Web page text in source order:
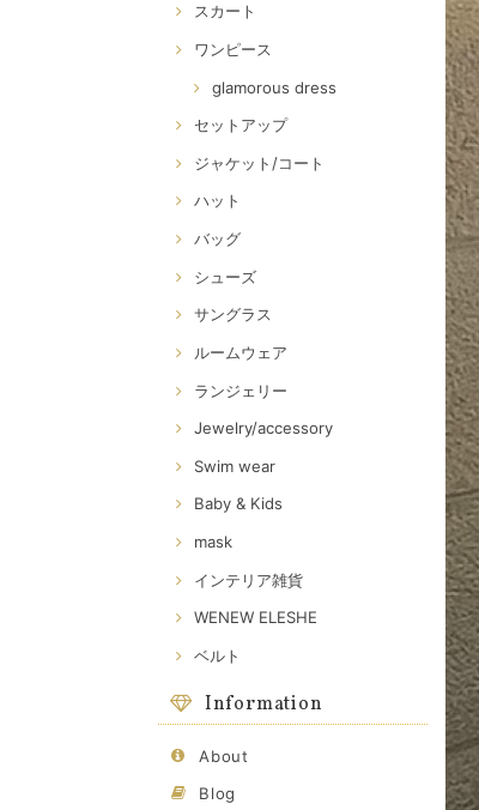
スカート
ワンピース
glamorous dress
セットアップ
ジャケット/コート
ハット
バッグ
シューズ
サングラス
ルームウェア
ランジェリー
Jewelry/accessory
Swim wear
Baby & Kids
mask
インテリア雑貨
WENEW ELESHE
ベルト
Information
About
Blog